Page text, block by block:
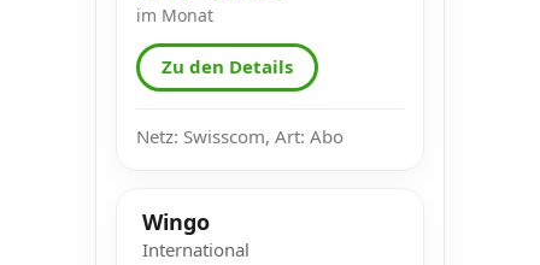
im Monat
Zu den Details
Netz: Swisscom, Art: Abo
Wingo
International